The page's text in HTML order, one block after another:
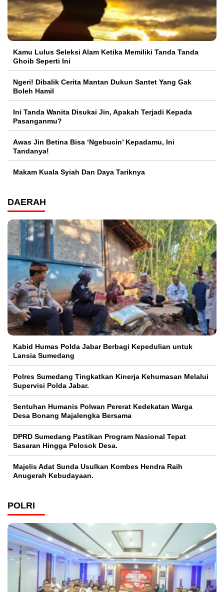
Kamu Lulus Seleksi Alam Ketika Memiliki Tanda Tanda
Ghoib Seperti Ini
Ngeri! Dibalik Cerita Mantan Dukun Santet Yang Gak
Boleh Hamil
Ini Tanda Wanita Disukai Jin, Apakah Terjadi Kepada
Pasanganmu?
Awas Jin Betina Bisa ‘Ngebucin’ Kepadamu, Ini
Tandanya!
Makam Kuala Syiah Dan Daya Tariknya
DAERAH
Kabid Humas Polda Jabar Berbagi Kepedulian untuk
Lansia Sumedang
Polres Sumedang Tingkatkan Kinerja Kehumasan Melalui
Supervisi Polda Jabar.
Sentuhan Humanis Polwan Pererat Kedekatan Warga
Desa Bonang Majalengka Bersama
DPRD Sumedang Pastikan Program Nasional Tepat
Sasaran Hingga Pelosok Desa.
Majelis Adat Sunda Usulkan Kombes Hendra Raih
Anugerah Kebudayaan.
POLRI